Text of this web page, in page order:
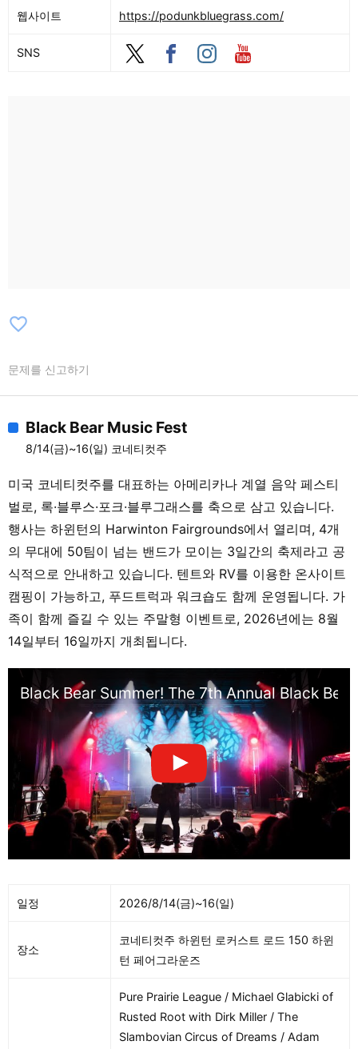
Leftovers [리치필드 스테이지] Bluegrass
Cody Sisters / 베이스와 기타 리듬 / The
엣 하모니 w/ The Gibson Bros. / The Blurs
점 (JigJam) [8/8][메인 스테이지] Morning
Waltzes w/ The Dale & Darcy Band /
Becky Buller / Songs From the Road
Band / Rick Faris Band / Queen City Cut
Ups / Donna Ulisse / Becky Buller / Kids
Academy / The Rick Faris Band /
Woodbox Heroes [하우사토닉 스테이지]
Dew on the Vine / Beyond Dixon / The
Bunker Boys / The Folk Villians / Dew on
the Vine / Still Pickin’ / The Moonshells
스테이지] 우리는 어떻게 하고 있나요? 타운
홀 미팅 w/ Podunk Board / 베이스 워크숍
w/ Horton/Brodsky / Jordan Richmond’s
Dobro Sessions / The Pioneer Valley
Flamethrowers와 잼 / Sisters of Song w/
Becky Buller and Donna Ulisse / Ned
Luberecki: 통합 밴조 이론 / 기타 워크숍
with Rick Faris / 만돌린 Q&A with
Thomas Cassell (Woodbox Heroes) / 바
웹사이트 https://podunkbluegrass.com/
SNS
favorite_border
문제를 신고하기
Black Bear Music Fest
8/14(금)~16(일) 코네티컷주
미국 코네티컷주를 대표하는 아메리카나 계열 음악 페스티
벌로, 록·블루스·포크·블루그래스를 축으로 삼고 있습니다.
행사는 하윈턴의 Harwinton Fairgrounds에서 열리며, 4개
의 무대에 50팀이 넘는 밴드가 모이는 3일간의 축제라고 공
식적으로 안내하고 있습니다. 텐트와 RV를 이용한 온사이트
캠핑이 가능하고, 푸드트럭과 워크숍도 함께 운영됩니다. 가
족이 함께 즐길 수 있는 주말형 이벤트로, 2026년에는 8월
14일부터 16일까지 개최됩니다.
Black Bear Summer! The 7th Annual Black
일정 2026/8/14(금)~16(일)
장소
코네티컷주 하윈턴 로커스트 로드 150 하윈
턴 페어그라운즈
Pure Prairie League / Michael Glabicki of
Rusted Root with Dirk Miller / The
Slambovian Circus of Dreams / Adam